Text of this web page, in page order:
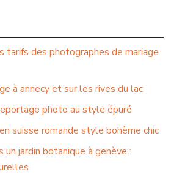
tarifs des photographes de mariage
à annecy et sur les rives du lac
photo au style épuré
suisse romande style bohème chic
un jardin botanique à genève :